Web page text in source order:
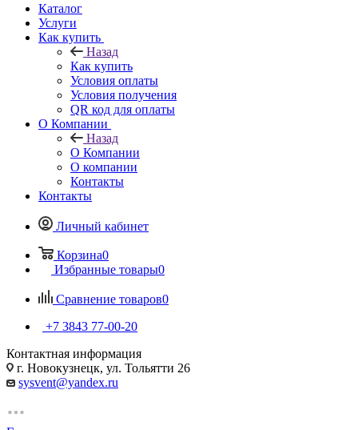
Каталог
Услуги
Как купить
Назад
Как купить
Условия оплаты
Условия получения
QR код для оплаты
О Компании
Назад
О Компании
О компании
Контакты
Контакты
Личный кабинет
Корзина0
Избранные товары0
Сравнение товаров0
+7 3843 77-00-20
Контактная информация
г. Новокузнецк, ул. Тольятти 26
sysvent@yandex.ru